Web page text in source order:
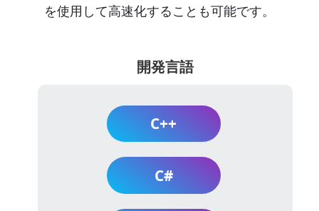
を使用して高速化することも可能です。
開発言語
C++
C#